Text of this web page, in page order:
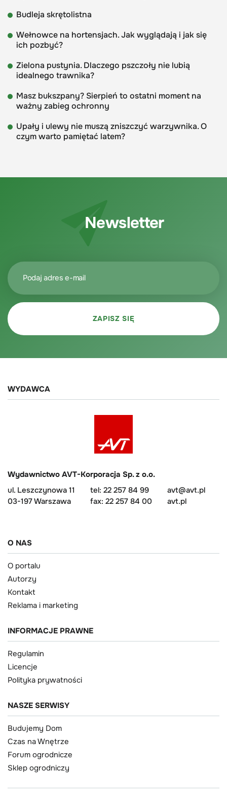
Budleja skrętolistna
Wełnowce na hortensjach. Jak wyglądają i jak się
ich pozbyć?
Zielona pustynia. Dlaczego pszczoły nie lubią
idealnego trawnika?
Masz bukszpany? Sierpień to ostatni moment na
ważny zabieg ochronny
Upały i ulewy nie muszą zniszczyć warzywnika. O
czym warto pamiętać latem?
Newsletter
WYDAWCA
Wydawnictwo AVT-Korporacja Sp. z o.o.
ul. Leszczynowa 11
03-197 Warszawa
tel: 22 257 84 99
fax: 22 257 84 00
avt@avt.pl
avt.pl
O NAS
O portalu
Autorzy
Kontakt
Reklama i marketing
INFORMACJE PRAWNE
Regulamin
Licencje
Polityka prywatności
NASZE SERWISY
Budujemy Dom
Czas na Wnętrze
Forum ogrodnicze
Sklep ogrodniczy